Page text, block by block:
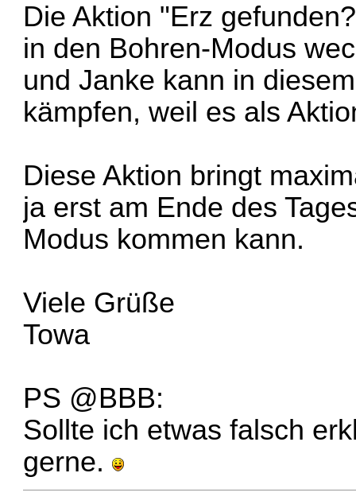
Die Aktion "Erz
in den Bohren-Modus
und Janke kann in
kämpfen, weil es als
Diese Aktion bringt
ja erst am Ende des
Modus kommen kann.
Viele Grüße
Towa
PS @BBB:
Sollte ich etwas falsch
gerne.